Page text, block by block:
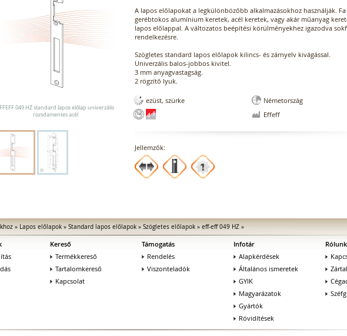
049 HZ standard lapos előlap univerzális
rozsdamentes acél
A lapos előlapokat a legkülönbözőbb alkalmazásokhoz használják. Fa
gerébtokos alumínium keretek, acél keretek, vagy akár műanyag
lapos előlappal. A változatos beépítési körülményekhez igazodva
rendelkezésre.
Szögletes standard lapos előlapok kilincs- és zárnyelv kivágással.
Univerzális balos-jobbos kivitel.
3 mm anyagvastagság.
2 rögzítő lyuk.
ezüst, szürke
Németország
Effeff
Jellemzők:
» Lapos előlapok» Standard lapos előlapok» Szögletes előlapok» eff-eff 049 HZ»
Kereső
Termékkereső
Tartalomkereső
Kapcsolat
Támogatás
Rendelés
Viszonteladók
Infotár
Alapkérdések
Általános ismeretek
GYIK
Magyarázatok
Gyártók
Rövidítések
Rólunk